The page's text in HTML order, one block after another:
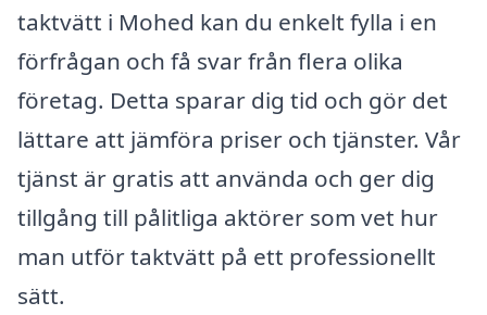
taktvätt i Mohed kan du enkelt fylla i en
förfrågan och få svar från flera olika
företag. Detta sparar dig tid och gör det
lättare att jämföra priser och tjänster. Vår
tjänst är gratis att använda och ger dig
tillgång till pålitliga aktörer som vet hur
man utför taktvätt på ett professionellt
sätt.